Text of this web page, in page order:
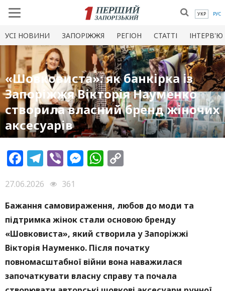
УКР РУС
УСI НОВИНИ ЗАПОРІЖЖЯ РЕГІОН СТАТТІ ІНТЕРВ'Ю
«Шовковиста»: як банкірка із
Запоріжжя Вікторія Науменко
створила власний бренд жіночих
аксесуарів
Facebook
Telegram
ViberMessenger
WhatsApp
27.06.2026
361
Бажання самовираження, любов до моди та
підтримка жінок стали основою бренду
«Шовковиста», який створила у Запоріжжі
Вікторія Науменко. Після початку
повномасштабної війни вона наважилася
започаткувати власну справу та почала